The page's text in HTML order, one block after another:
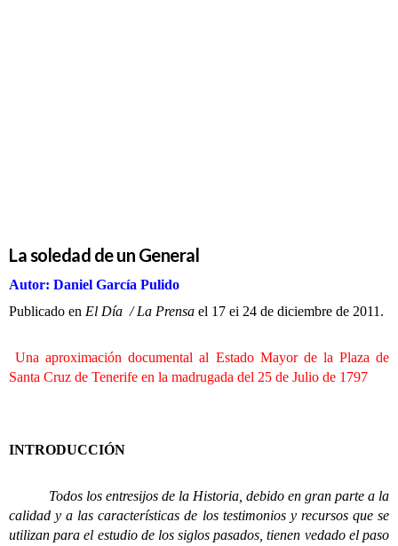
La soledad de un General
Autor: Daniel García Pulido
Publicado en El Día / La Prensa el 17 ei 24 de diciembre de 2011.
Una aproximación documental al Estado Mayor de la Plaza de
Santa Cruz de Tenerife en la madrugada del 25 de Julio de 1797
INTRODUCCIÓN
Todos los entresijos de la Historia, debido en gran parte a la
calidad y a las características de los testimonios y recursos que se
utilizan para el estudio de los siglos pasados, tienen vedado el paso